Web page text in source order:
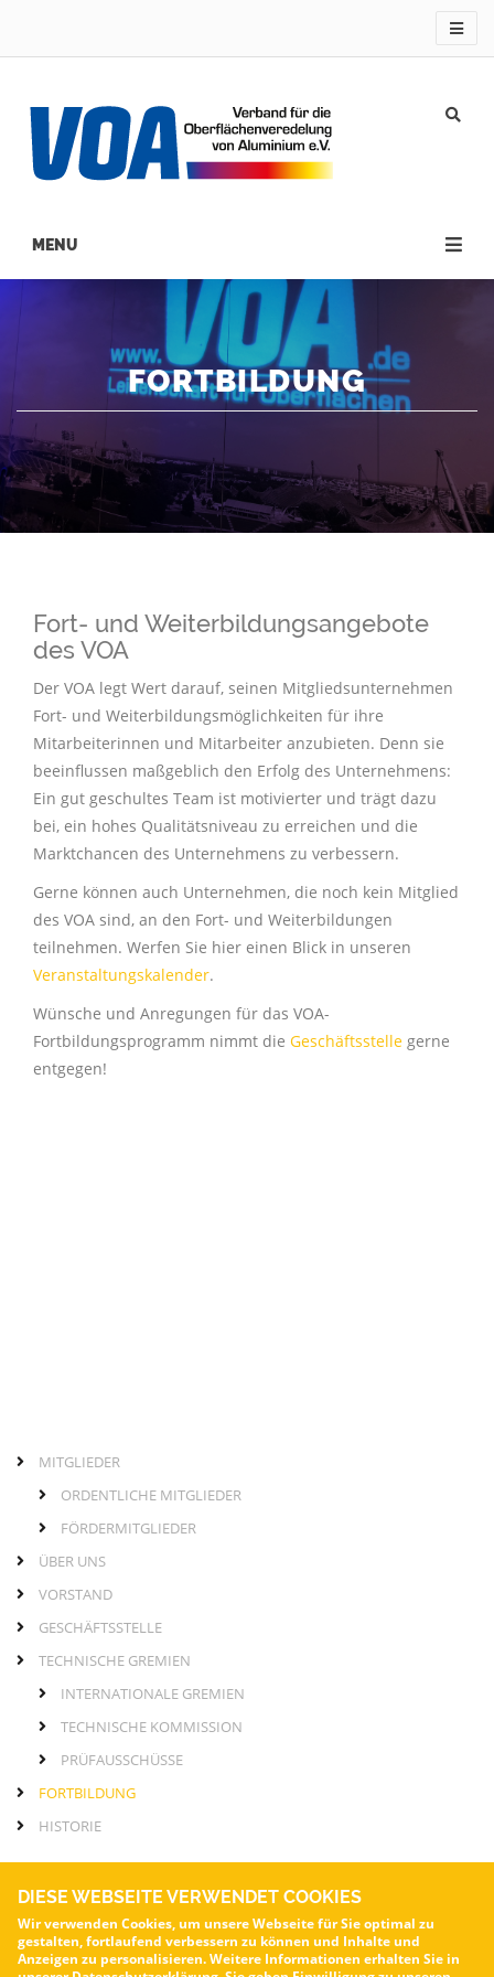
navigation
FORTBILDUNG
Fort- und Weiterbildungsangebote
des VOA
Der VOA legt Wert darauf, seinen Mitgliedsunternehmen
Fort- und Weiterbildungsmöglichkeiten für ihre
Mitarbeiterinnen und Mitarbeiter anzubieten. Denn sie
beeinflussen maßgeblich den Erfolg des Unternehmens:
Ein gut geschultes Team ist motivierter und trägt dazu
bei, ein hohes Qualitätsniveau zu erreichen und die
Marktchancen des Unternehmens zu verbessern.
Gerne können auch Unternehmen, die noch kein Mitglied
des VOA sind, an den Fort- und Weiterbildungen
teilnehmen. Werfen Sie hier einen Blick in unseren
Veranstaltungskalender.
Wünsche und Anregungen für das VOA-
Fortbildungsprogramm nimmt die Geschäftsstelle gerne
entgegen!
Seitenleiste
Seite
MITGLIEDER
ORDENTLICHE MITGLIEDER
FÖRDERMITGLIEDER
ÜBER UNS
VORSTAND
GESCHÄFTSSTELLE
TECHNISCHE GREMIEN
INTERNATIONALE GREMIEN
TECHNISCHE KOMMISSION
PRÜFAUSSCHÜSSE
FORTBILDUNG
HISTORIE
VOA – Verband für die Oberflächenveredelung von Aluminium e.V.
DIESE WEBSEITE VERWENDET COOKIES
Wir verwenden Cookies, um unsere Webseite für Sie optimal zu
gestalten, fortlaufend verbessern zu können und Inhalte und
Anzeigen zu personalisieren. Weitere Informationen erhalten Sie in